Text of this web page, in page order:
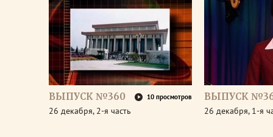
ВЫПУСК №360 10 просмотров
26 декабря, 2-я часть
ВЫПУСК
26 декабря, 1-я